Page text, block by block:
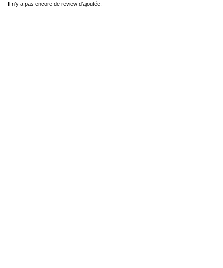
Il n’y a pas encore de review d’ajoutée.